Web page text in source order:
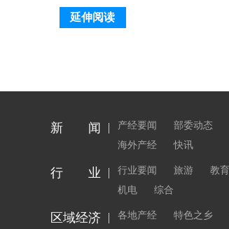
延伸阅读
新 闻 产经要闻 部委动态
海外产经
快讯
行 业 行业要闻 旅游 教育
机电
综合
区域经济 各地产经 特色之乡